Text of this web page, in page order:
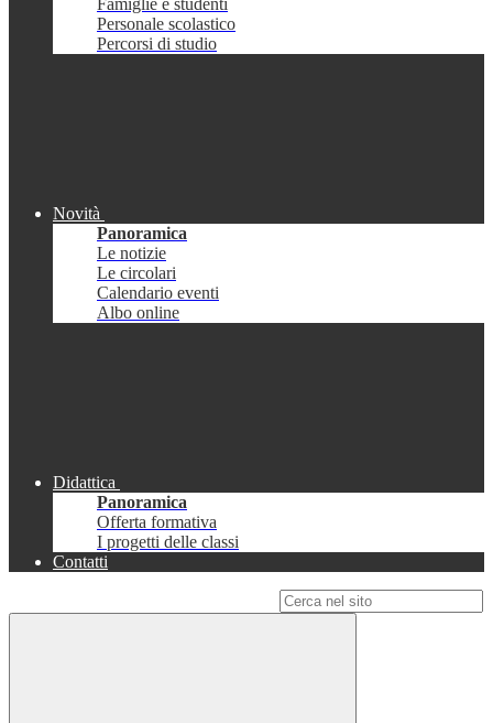
Famiglie e studenti
Personale scolastico
Percorsi di studio
Novità
Panoramica
Le notizie
Le circolari
Calendario eventi
Albo online
Didattica
Panoramica
Offerta formativa
I progetti delle classi
Contatti